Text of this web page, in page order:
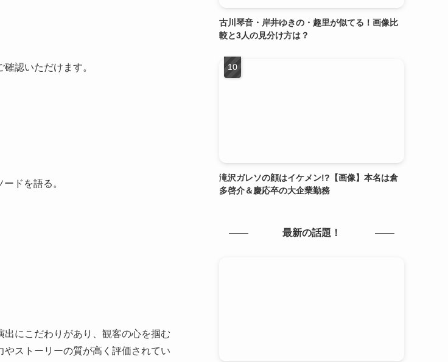
確認いただけます。
ドを語る。
にこだわりがあり、観客の心を掴む
ストーリーの質が高く評価されてい
古川琴音・岸井ゆきの・趣里が似てる！画像比
較と3人の見分け方は？
滝沢ガレソの顔はイケメン!?【画像】本名は倉
多啓介＆慶応卒の大企業勤務
最新の話題！